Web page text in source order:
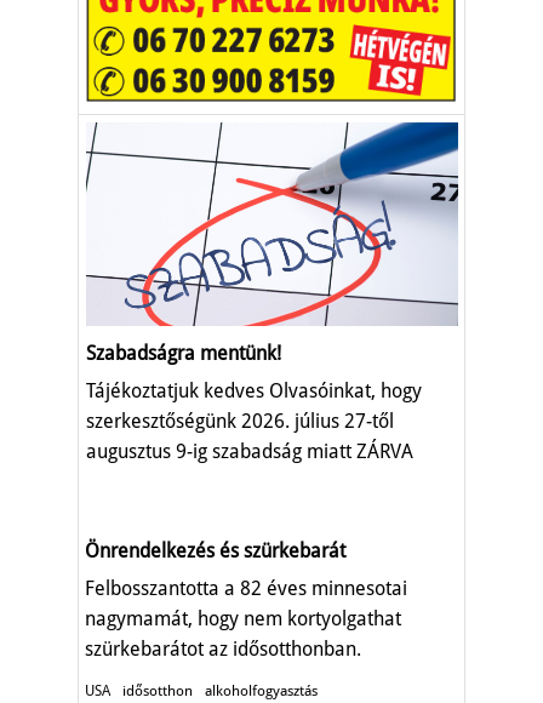
Szabadságra mentünk!
Tájékoztatjuk kedves Olvasóinkat, hogy
szerkesztőségünk 2026. július 27-től
augusztus 9-ig szabadság miatt ZÁRVA
Önrendelkezés és szürkebarát
Felbosszantotta a 82 éves minnesotai
nagymamát, hogy nem kortyolgathat
szürkebarátot az idősotthonban.
USA idősotthon alkoholfogyasztás